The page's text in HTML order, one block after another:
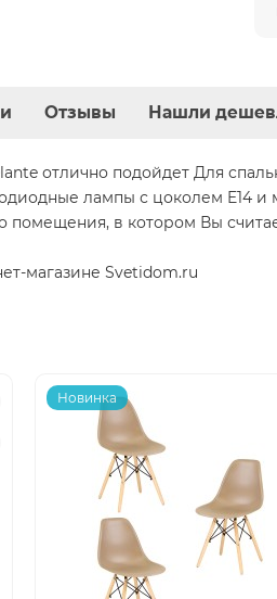
Отзывы Нашли
отлично подойдет Для
лампы с цоколем
помещения, в котором Вы
магазине Svetidom.ru
Новинка